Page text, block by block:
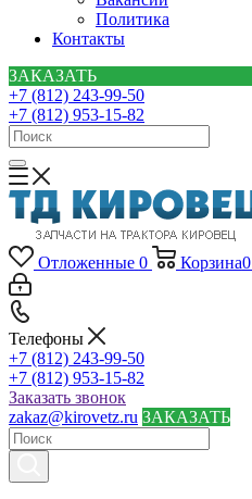
Политика
Контакты
ЗАКАЗАТЬ
+7 (812) 243-99-50
+7 (812) 953-15-82
Отложенные 0 Корзина0
Телефоны
+7 (812) 243-99-50
+7 (812) 953-15-82
Заказать звонок
zakaz@kirovetz.ru ЗАКАЗАТЬ